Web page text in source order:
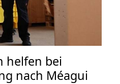
helfen bei
nach Méagui